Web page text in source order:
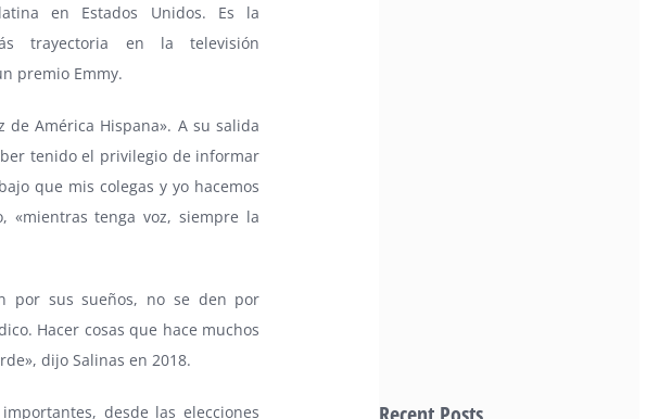
en Estados Unidos. Es la
trayectoria en la televisión
premio Emmy.
de América Hispana». A su salida
tenido el privilegio de informar
que mis colegas y yo hacemos
«mientras tenga voz, siempre la
por sus sueños, no se den por
Hacer cosas que hace muchos
dijo Salinas en 2018.
desde las elecciones